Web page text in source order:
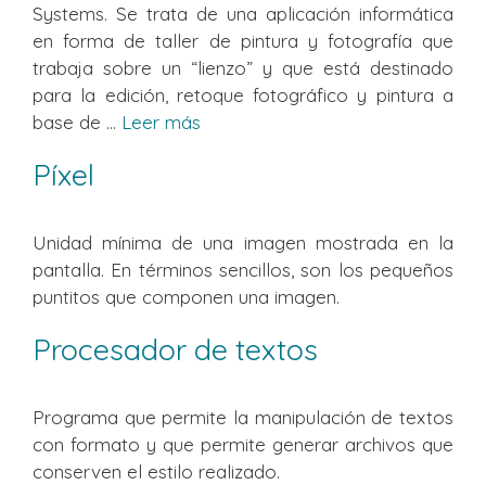
Systems. Se trata de una aplicación informática
en forma de taller de pintura y fotografía que
trabaja sobre un “lienzo” y que está destinado
para la edición, retoque fotográfico y pintura a
base de ... Leer más
Píxel
Unidad mínima de una imagen mostrada en la
pantalla. En términos sencillos, son los pequeños
puntitos que componen una imagen.
Procesador de textos
Programa que permite la manipulación de textos
con formato y que permite generar archivos que
conserven el estilo realizado.